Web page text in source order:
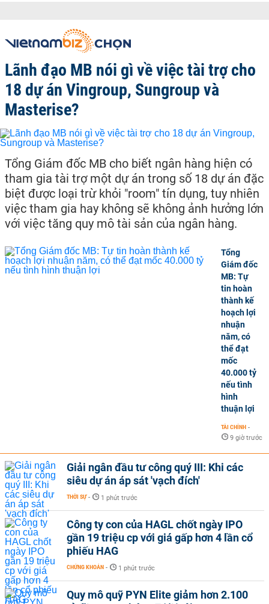
Lãnh đạo MB nói gì về việc tài trợ cho
18 dự án Vingroup, Sungroup và
Masterise?
Tổng Giám đốc MB cho biết ngân hàng hiện có
tham gia tài trợ một dự án trong số 18 dự án đặc
biệt được loại trừ khỏi "room" tín dụng, tuy nhiên
việc tham gia hay không sẽ không ảnh hưởng lớn
với việc tăng quy mô tài sản của ngân hàng.
Tổng
Giám đốc
MB: Tự
tin hoàn
thành kế
hoạch lợi
nhuận
năm, có
thể đạt
mốc
40.000 tỷ
nếu tình
hình
thuận lợi
TÀI CHÍNH -
9 giờ trước
Giải ngân đầu tư công quý III: Khi các
siêu dự án áp sát 'vạch đích'
THỜI SỰ - 1 phút trước
Công ty con của HAGL chốt ngày IPO
gần 19 triệu cp với giá gấp hơn 4 lần cổ
phiếu HAG
CHỨNG KHOÁN - 1 phút trước
Quy mô quỹ PYN Elite giảm hơn 2.100